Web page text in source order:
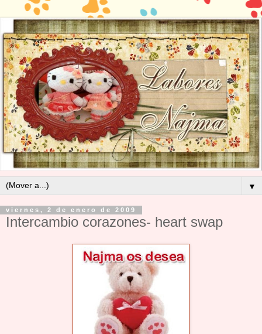
▼
viernes, 2 de enero de 2009
Intercambio corazones- heart swap